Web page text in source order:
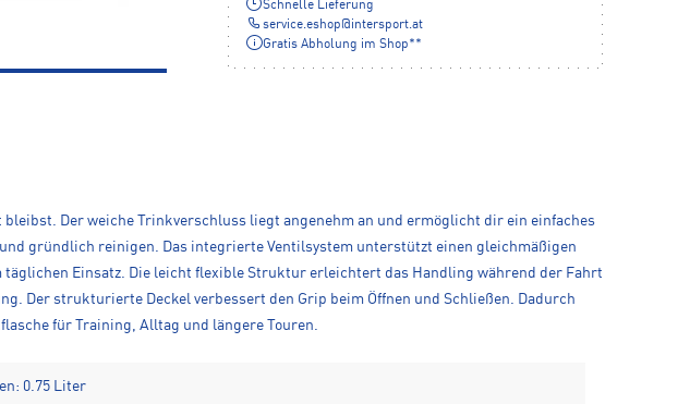
Schnelle Lieferung
service.eshop@ intersport.at
Gratis Abholung im Shop**
Der weiche Trinkverschluss liegt angenehm an und ermöglicht dir ein einfaches
gründlich reinigen. Das integrierte Ventilsystem unterstützt einen gleichmäßigen
Einsatz. Die leicht flexible Struktur erleichtert das Handling während der Fahrt
Der strukturierte Deckel verbessert den Grip beim Öffnen und Schließen. Dadurch
für Training, Alltag und längere Touren.
0.75 Liter